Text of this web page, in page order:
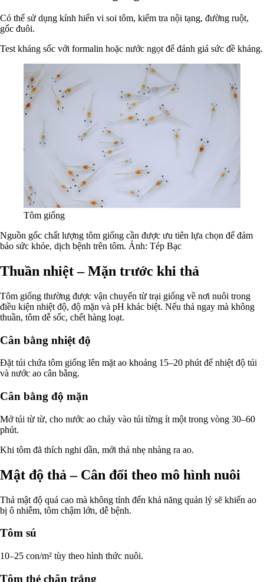
Có thể sử dụng kính hiển vi soi tôm, kiểm tra nội tạng, đường ruột,
gốc đuôi.
Test kháng sốc với formalin hoặc nước ngọt để đánh giá sức đề kháng.
Tôm giống
Nguồn gốc chất lượng tôm giống cần được ưu tiên lựa chọn để đảm
bảo sức khỏe, dịch bệnh trên tôm. Ảnh: Tép Bạc
Thuần nhiệt – Mặn trước khi thả
Tôm giống thường được vận chuyển từ trại giống về nơi nuôi trong
điều kiện nhiệt độ, độ mặn và pH khác biệt. Nếu thả ngay mà không
thuần, tôm dễ sốc, chết hàng loạt.
Cân bằng nhiệt độ
Đặt túi chứa tôm giống lên mặt ao khoảng 15–20 phút để nhiệt độ túi
và nước ao cân bằng.
Cân bằng độ mặn
Mở túi từ từ, cho nước ao chảy vào túi từng ít một trong vòng 30–60
phút.
Khi tôm đã thích nghi dần, mới thả nhẹ nhàng ra ao.
Mật độ thả – Cân đối theo mô hình nuôi
Thả mật độ quá cao mà không tính đến khả năng quản lý sẽ khiến ao
bị ô nhiễm, tôm chậm lớn, dễ bệnh.
Tôm sú
10–25 con/m² tùy theo hình thức nuôi.
Tôm thẻ chân trắng